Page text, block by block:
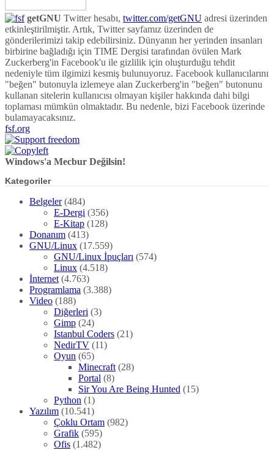
getGNU Twitter hesabı, twitter.com/getGNU adresi üzerinden
etkinleştirilmiştir. Artık, Twitter sayfamız üzerinden de
gönderilerimizi takip edebilirsiniz. Dünyanın her yerinden insanları
birbirine bağladığı için TIME Dergisi tarafından övülen Mark
Zuckerberg'in Facebook'u ile gizlilik için oluşturduğu tehdit
nedeniyle tüm ilgimizi kesmiş bulunuyoruz. Facebook kullanıcılarını
"beğen" butonuyla izlemeye alan Zuckerberg'in "beğen" butonunu
kullanan sitelerin kullanıcısı olmayan kişiler hakkında dahi bilgi
toplaması mümkün olmaktadır. Bu nedenle, bizi Facebook üzerinde
bulamayacaksınız.
fsf.org
Windows'a Mecbur Değilsin!
Kategoriler
Belgeler(484)
E-Dergi (356)
E-Kitap (128)
Donanım (413)
GNU/Linux (17.559)
GNU/Linux İpuçları (574)
Linux (4.518)
İnternet (4.763)
Programlama (3.388)
Video (188)
Diğerleri (3)
Gimp (24)
Istanbul Coders (21)
NedirTV (11)
Oyun (65)
Minecraft (28)
Portal (8)
Sir You Are Being Hunted (15)
Python (1)
Yazılım (10.541)
Çoklu Ortam (982)
Grafik (595)
Ofis (1.482)